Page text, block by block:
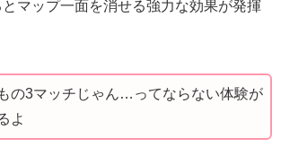
マップ一面を消せる強力な効果が発揮
の3マッチじゃん…ってならない体験が
よ